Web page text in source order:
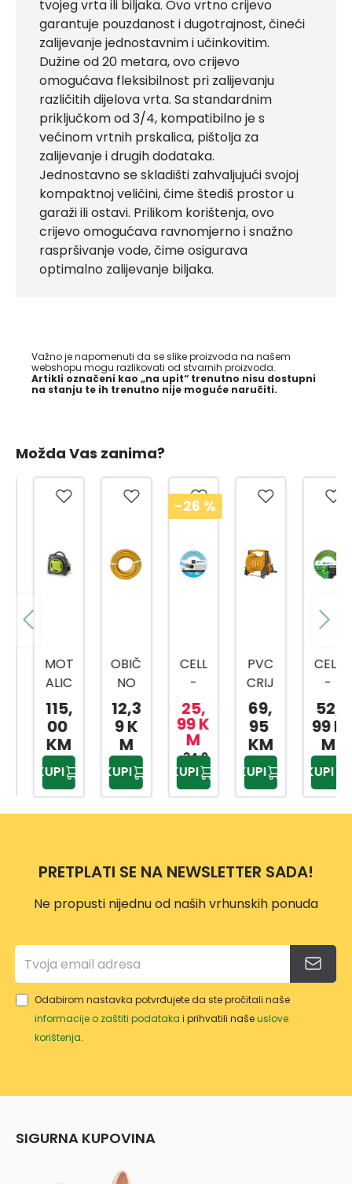
tvojeg vrta ili biljaka. Ovo vrtno crijevo
garantuje pouzdanost i dugotrajnost, čineći
zalijevanje jednostavnim i učinkovitim.
Dužine od 20 metara, ovo crijevo
omogućava fleksibilnost pri zalijevanju
različitih dijelova vrta. Sa standardnim
priključkom od 3/4, kompatibilno je s
većinom vrtnih prskalica, pištolja za
zalijevanje i drugih dodataka.
Jednostavno se skladišti zahvaljujući svojoj
kompaktnoj veličini, čime štediš prostor u
garaži ili ostavi. Prilikom korištenja, ovo
crijevo omogućava ravnomjerno i snažno
raspršivanje vode, čime osigurava
optimalno zalijevanje biljaka.
Važno je napomenuti da se slike proizvoda na našem
webshopu mogu razlikovati od stvarnih proizvoda.
Artikli označeni kao „na upit“ trenutno nisu dostupni
na stanju te ih trenutno nije moguće naručiti.
Možda Vas zanima?
MOT
ALIC
A ZA
CRIJ
EVO
12514
13
115,
00
KM
KUPI
OBIČ
NO
CRIJ
EVO
FI 1/2
ŠARE
NO
15M
12,3
9 K
KUPI
-26 %
CELL
FAST
VRTN
CRIJ
EVO
BASI
C 1/2
25,
99 K
34,9
9 KM
KUPI
PVC
CRIJ
EVO
NA
MOT
ALICI
20M
1/2''
HHR2
69,
95
KM
KUPI
CELL
FAST
VRTN
CRIJ
EVO
GREE
N 1/2
52,
99 K
KUPI
PRETPLATI SE NA NEWSLETTER SADA!
Ne propusti nijednu od naših vrhunskih ponuda
Odabirom nastavka potvrđujete da ste pročitali naše
informacije o zaštiti podataka i prihvatili našeuslove
korištenja.
SIGURNA KUPOVINA